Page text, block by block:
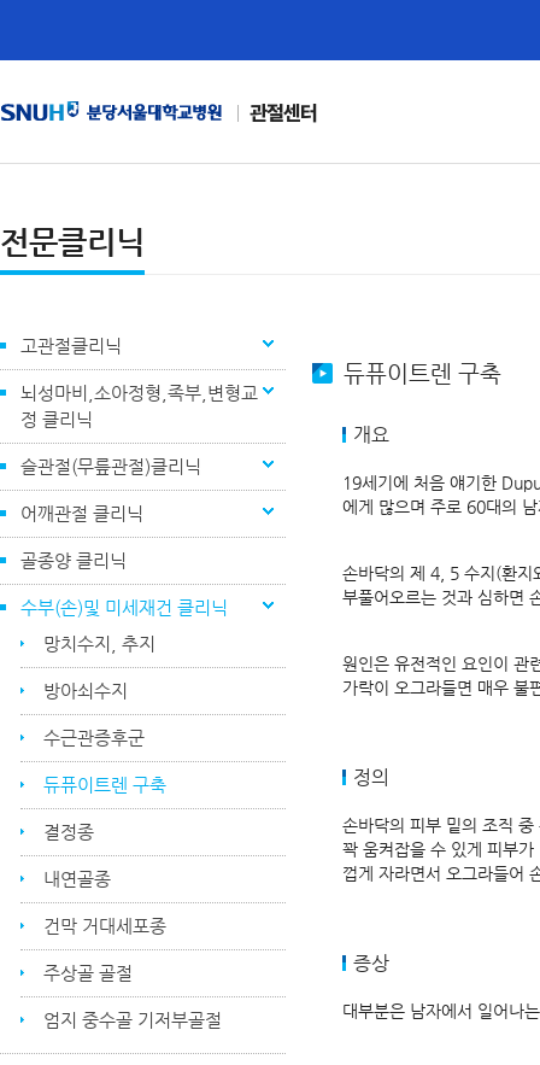
관절센터
전문클리닉
고관절클리닉
뇌성마비,소아정형,족부,변형교
정 클리닉
슬관절(무릎관절)클리닉
어깨관절 클리닉
골종양 클리닉
수부(손)및 미세재건 클리닉
망치수지, 추지
방아쇠수지
수근관증후군
듀퓨이트렌 구축
결정종
내연골종
건막 거대세포종
주상골 골절
엄지 중수골 기저부골절
듀퓨이트렌 구축
개요
19세기에 처음 얘기한
에게 많으며 주로 60대의
손바닥의 제 4, 5 수지(환지
부풀어오르는 것과 심하면
원인은 유전적인 요인이 관
가락이 오그라들면 매우 불
정의
손바닥의 피부 밑의 조직
꽉 움켜잡을 수 있게 피부
껍게 자라면서 오그라들어
증상
대부분은 남자에서 일어나